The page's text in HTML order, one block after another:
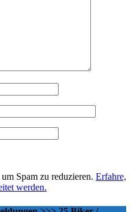
Spam zu reduzieren. Erfahre,
werden.